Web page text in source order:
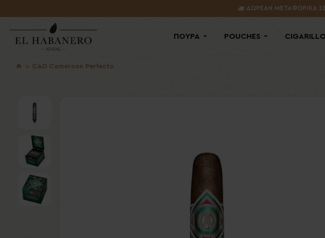
ΔΩΡΕΑΝ ΜΕΤΑΦΟΡΙΚΑ
ΠΟΥΡΑ POUCHES
CAO Cameroon Perfecto